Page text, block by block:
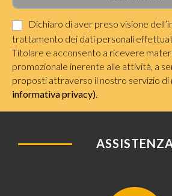
Dichiaro di aver preso visione
trattamento dei dati personali
Titolare e acconsento a ricevere
promozionale inerente alle attività, a
proposti attraverso il nostro servizio
informativa privacy).